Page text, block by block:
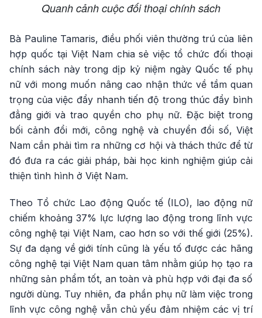
Quanh cảnh cuộc đối thoại chính sách
Bà Pauline Tamaris, điều phối viên thường trú của liên
hợp quốc tại Việt Nam chia sẻ việc tổ chức đối thoại
chính sách này trong dịp kỷ niệm ngày Quốc tế phụ
nữ với mong muốn nâng cao nhận thức về tầm quan
trọng của việc đẩy nhanh tiến độ trong thúc đẩy bình
đẳng giới và trao quyền cho phụ nữ. Đặc biệt trong
bối cảnh đổi mới, công nghệ và chuyển đổi số, Việt
Nam cần phải tìm ra những cơ hội và thách thức để từ
đó đưa ra các giải pháp, bài học kinh nghiệm giúp cải
thiện tình hình ở Việt Nam.
Theo Tổ chức Lao động Quốc tế (ILO), lao động nữ
chiếm khoảng 37% lực lượng lao động trong lĩnh vực
công nghệ tại Việt Nam, cao hơn so với thế giới (25%).
Sự đa dạng về giới tính cũng là yếu tố được các hãng
công nghệ tại Việt Nam quan tâm nhằm giúp họ tạo ra
những sản phẩm tốt, an toàn và phù hợp với đại đa số
người dùng. Tuy nhiên, đa phần phụ nữ làm việc trong
lĩnh vực công nghệ vẫn chủ yếu đảm nhiệm các vị trí